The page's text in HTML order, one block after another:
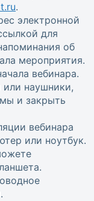
.
электронной
для
об
мероприятия.
вебинара.
или наушники,
и закрыть
вебинара
или ноутбук.